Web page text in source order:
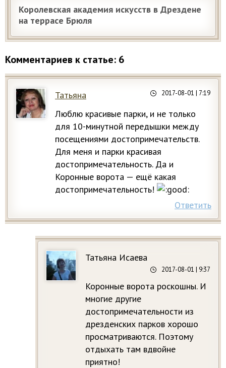
Королевская академия искусств в Дрездене
на террасе Брюля
Комментариев к статье: 6
Татьяна 2017-08-01 | 7:19
Люблю красивые парки, и не только
для 10-минутной передышки между
посещениями достопримечательств.
Для меня и парки красивая
достопримечательность. Да и
Коронные ворота — ещё какая
достопримечательность!
Ответить
Татьяна Исаева
2017-08-01 | 9:37
Коронные ворота роскошны. И
многие другие
достопримечательности из
дрезденских парков хорошо
просматриваются. Поэтому
отдыхать там вдвойне
приятно!